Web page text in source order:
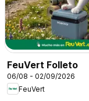
FeuVert Folleto
06/08 - 02/09/2026
FeuVert